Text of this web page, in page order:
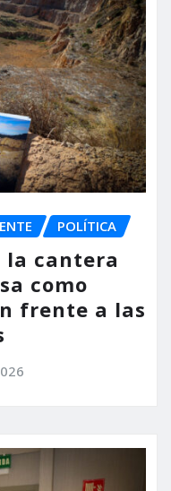
POLÍTICA
cantera
como
frente a las